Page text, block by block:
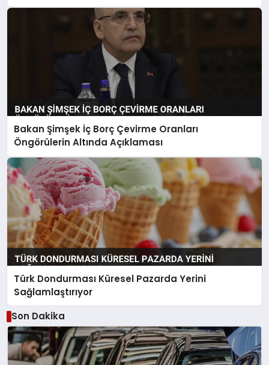
Bakan Şimşek İç Borç Çevirme Oranları
Öngörülerin Altında Açıklaması
Türk Dondurması Küresel Pazarda Yerini
Sağlamlaştırıyor
Son Dakika